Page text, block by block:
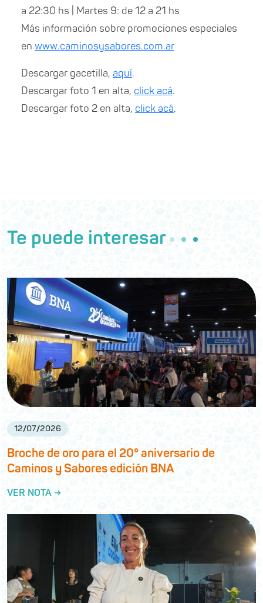
a 22:30 hs | Martes 9: de 12 a 21 hs
Más información sobre promociones especiales
en www.caminosysabores.com.ar
Descargar gacetilla, aquí.
Descargar foto 1 en alta, click acá.
Descargar foto 2 en alta, click acá.
Te puede interesar
12/07/2026
Broche de oro para el 20° aniversario de
Caminos y Sabores edición BNA
VER NOTA →